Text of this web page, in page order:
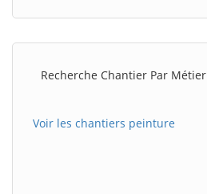
Recherche Chantier Par Métier
Voir les chantiers peinture